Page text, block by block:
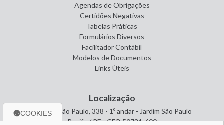
Agendas de Obrigações
Certidões Negativas
Tabelas Práticas
Formulários Diversos
Facilitador Contábil
Modelos de Documentos
Links Úteis
Localização
Avenida São Paulo, 338 - 1º andar - Jardim São Paulo
Recife / PE - CEP. 50781-600
COOKIES